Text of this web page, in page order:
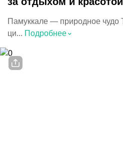
Памуккале — природное чудо
ци... Подробнее⌃